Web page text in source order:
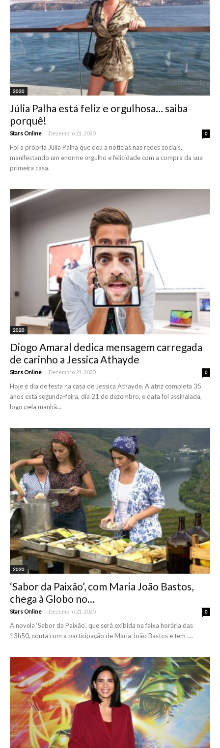
2020
Júlia Palha está feliz e orgulhosa… saiba
porquê!
Stars Online - Dezembro 21, 2020 0
Foi a própria Júlia Palha que deu a noticias nas redes sociais,
manifestando um enorme orgulho e felicidade com a compra da sua
primeira casa.
2020
Diogo Amaral dedica mensagem carregada
de carinho a Jessica Athayde
Stars Online - Dezembro 21, 2020 0
Hoje é dia de festa na casa de Jessica Athayde. A atriz completa 35
anos esta segunda-feira, dia 21 de dezembro, e data foi assinalada,
logo pela manhã...
2020
‘Sabor da Paixão’, com Maria João Bastos,
chega à Globo no...
Stars Online - Dezembro 21, 2020 0
A novela ‘Sabor da Paixão’, que será exibida na faixa horária das
13h50, conta com a participação de Maria João Bastos e tem ....